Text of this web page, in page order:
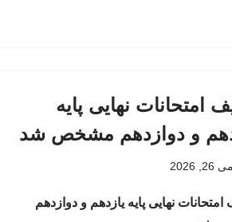
امتحانات نهایی پایه
و دوازدهم مشخص شد
می 26, 2026
امتحانات نهایی پایه یازدهم و دوازدهم